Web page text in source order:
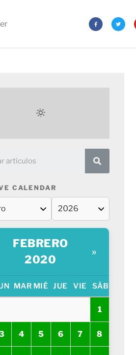
CALENDAR
FEBRERO
2020
»
MAR MIÉ JUE VIE SÁB
1
4 5 6 7 8